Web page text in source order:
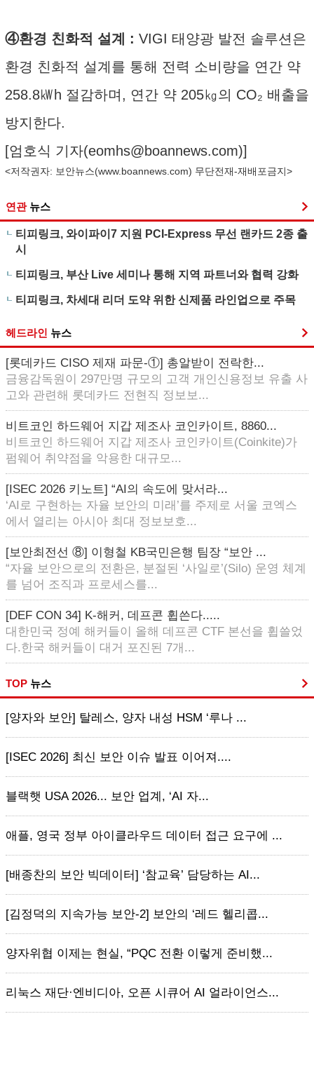
④환경 친화적 설계 : VIGI 태양광 발전 솔루션은
환경 친화적 설계를 통해 전력 소비량을 연간 약
258.8㎾h 절감하며, 연간 약 205㎏의 CO₂ 배출을
방지한다.
[엄호식 기자(eomhs@boannews.com)]
<저작권자: 보안뉴스(www.boannews.com) 무단전재-재배포금지>
연관 뉴스
티피링크, 와이파이7 지원 PCI-Express 무선 랜카드 2종 출
시
티피링크, 부산 Live 세미나 통해 지역 파트너와 협력 강화
티피링크, 차세대 리더 도약 위한 신제품 라인업으로 주목
헤드라인 뉴스
[롯데카드 CISO 제재 파문-①] 총알받이 전락한...
금융감독원이 297만명 규모의 고객 개인신용정보 유출 사
고와 관련해 롯데카드 전현직 정보보...
비트코인 하드웨어 지갑 제조사 코인카이트, 8860...
비트코인 하드웨어 지갑 제조사 코인카이트(Coinkite)가
펌웨어 취약점을 악용한 대규모...
[ISEC 2026 키노트] “AI의 속도에 맞서라...
‘AI로 구현하는 자율 보안의 미래’를 주제로 서울 코엑스
에서 열리는 아시아 최대 정보보호...
[보안최전선 ⑧] 이형철 KB국민은행 팀장 “보안 ...
“자율 보안으로의 전환은, 분절된 ‘사일로’(Silo) 운영 체계
를 넘어 조직과 프로세스를...
[DEF CON 34] K-해커, 데프콘 휩쓴다.....
대한민국 정예 해커들이 올해 데프콘 CTF 본선을 휩쓸었
다.한국 해커들이 대거 포진된 7개...
TOP 뉴스
[양자와 보안] 탈레스, 양자 내성 HSM ‘루나 ...
[ISEC 2026] 최신 보안 이슈 발표 이어져....
블랙햇 USA 2026... 보안 업계, ‘AI 자...
애플, 영국 정부 아이클라우드 데이터 접근 요구에 ...
[배종찬의 보안 빅데이터] ‘참교육’ 담당하는 AI...
[김정덕의 지속가능 보안-2] 보안의 ‘레드 헬리콥...
양자위협 이제는 현실, “PQC 전환 이렇게 준비했...
리눅스 재단·엔비디아, 오픈 시큐어 AI 얼라이언스...